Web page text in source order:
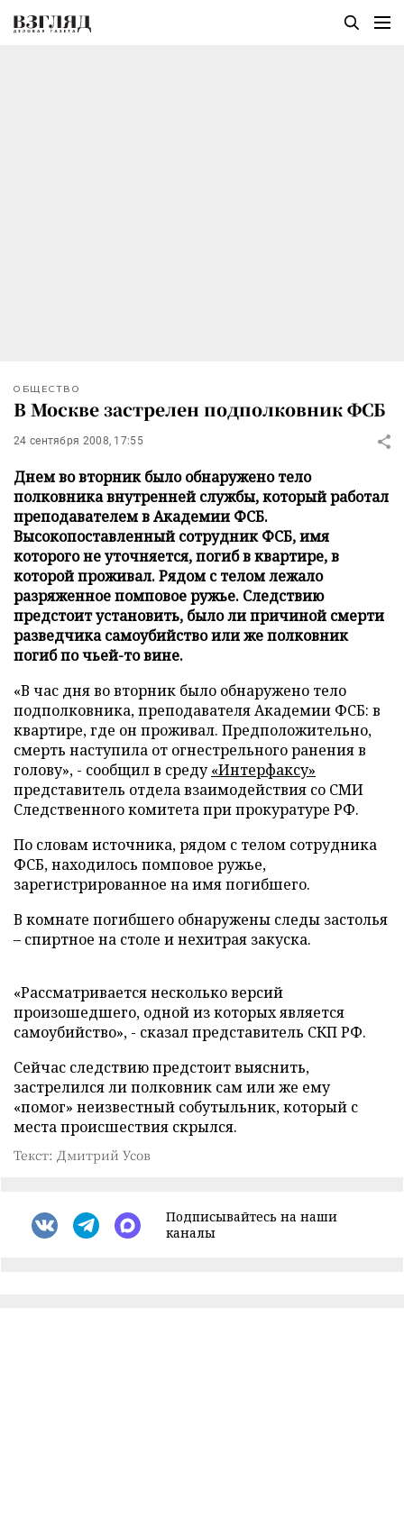
ОБЩЕСТВО
В Москве застрелен подполковник ФСБ
24 сентября 2008, 17:55
Днем во вторник было обнаружено тело
полковника внутренней службы, который работал
преподавателем в Академии ФСБ.
Высокопоставленный сотрудник ФСБ, имя
которого не уточняется, погиб в квартире, в
которой проживал. Рядом с телом лежало
разряженное помповое ружье. Следствию
предстоит установить, было ли причиной смерти
разведчика самоубийство или же полковник
погиб по чьей-то вине.
«В час дня во вторник было обнаружено тело
подполковника, преподавателя Академии ФСБ: в
квартире, где он проживал. Предположительно,
смерть наступила от огнестрельного ранения в
голову», - сообщил в среду«Интерфаксу»
представитель отдела взаимодействия со СМИ
Следственного комитета при прокуратуре РФ.
По словам источника, рядом с телом сотрудника
ФСБ, находилось помповое ружье,
зарегистрированное на имя погибшего.
В комнате погибшего обнаружены следы застолья
– спиртное на столе и нехитрая закуска.
«Рассматривается несколько версий
произошедшего, одной из которых является
самоубийство», - сказал представитель СКП РФ.
Сейчас следствию предстоит выяснить,
застрелился ли полковник сам или же ему
«помог» неизвестный собутыльник, который с
места происшествия скрылся.
Текст: Дмитрий Усов
Подписывайтесь на наши
каналы